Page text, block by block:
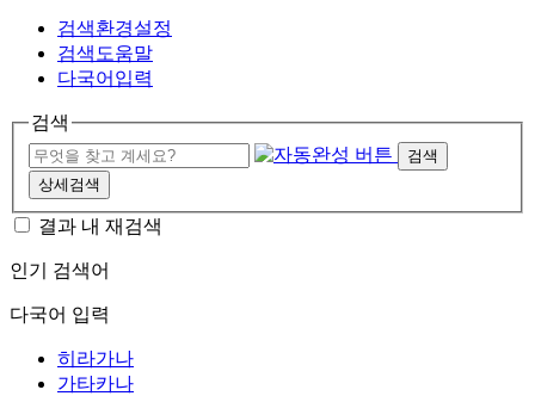
검색환경설정
검색도움말
다국어입력
검색
검색
상세검색
결과 내 재검색
인기 검색어
다국어 입력
히라가나
가타카나